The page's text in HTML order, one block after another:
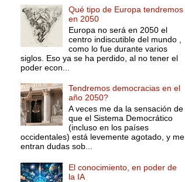
Qué tipo de Europa tendremos
en 2050
Europa no será en 2050 el
centro indiscutible del mundo ,
como lo fue durante varios
siglos. Eso ya se ha perdido, al no tener el
poder econ...
Tendremos democracias en el
año 2050?
A veces me da la sensación de
que el Sistema Democrático
(incluso en los países
occidentales) está levemente agotado, y me
entran dudas sob...
El conocimiento, en poder de
la IA